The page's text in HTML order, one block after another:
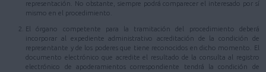
representación. No obstante, siempre podrá comparecer el interesado por sí
mismo en el procedimiento.
El órgano competente para la tramitación del procedimiento deberá
incorporar al expediente administrativo acreditación de la condición de
representante y de los poderes que tiene reconocidos en dicho momento. El
documento electrónico que acredite el resultado de la consulta al registro
electrónico de apoderamientos correspondiente tendrá la condición de